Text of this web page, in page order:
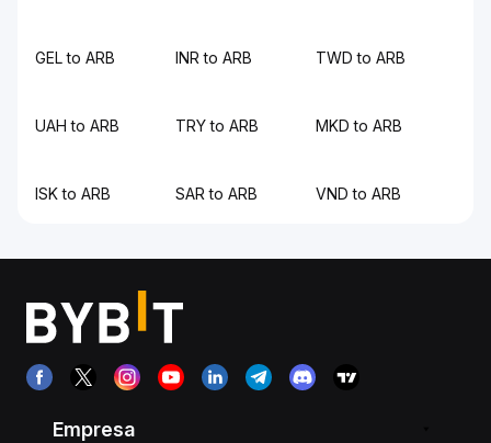
GEL to ARB INR to ARB TWD to ARB
UAH to ARB TRY to ARB MKD to ARB
ISK to ARB SAR to ARB VND to ARB
Empresa